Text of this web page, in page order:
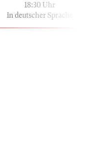
18:30 Uhr
in deutscher Sprache